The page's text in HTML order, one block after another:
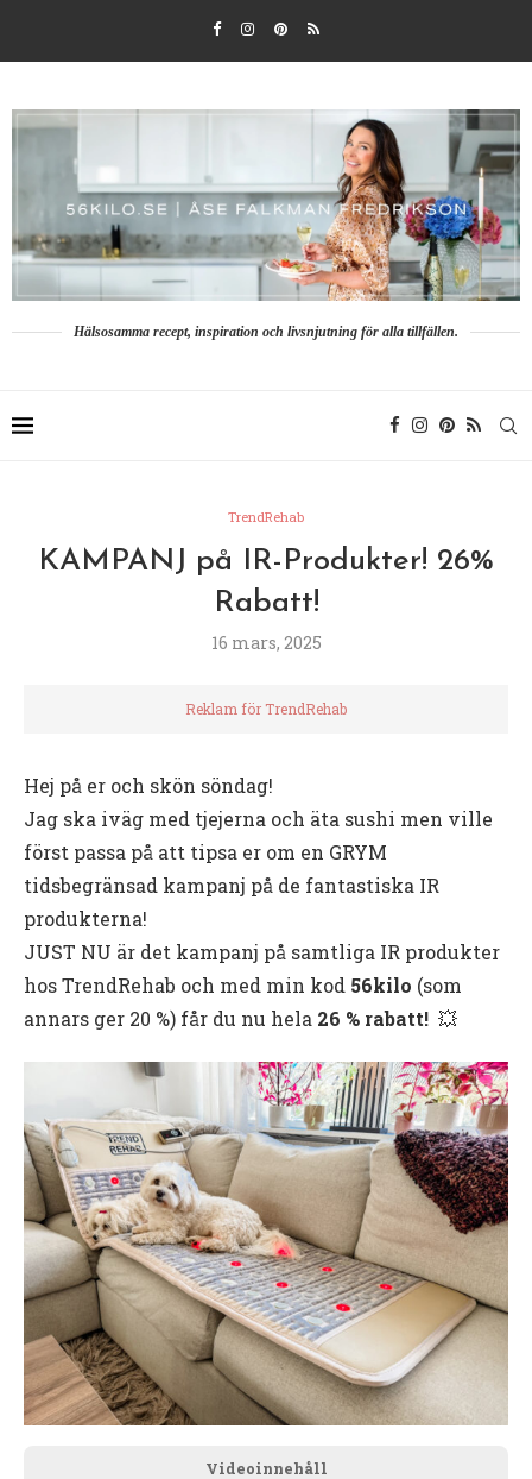
Hälsosamma recept, inspiration och livsnjutning för alla tillfällen.
TrendRehab
KAMPANJ på IR-Produkter! 26%
Rabatt!
16 mars, 2025
Reklam för TrendRehab
Hej på er och skön söndag!
Jag ska iväg med tjejerna och äta sushi men ville
först passa på att tipsa er om en GRYM
tidsbegränsad kampanj på de fantastiska IR
produkterna!
JUST NU är det kampanj på samtliga IR produkter
hos TrendRehab och med min kod 56kilo (som
annars ger 20 %) får du nu hela 26 % rabatt! 💥
Videoinnehåll